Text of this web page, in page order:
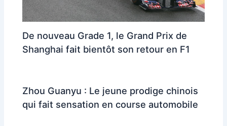
De nouveau Grade 1, le Grand Prix de
Shanghai fait bientôt son retour en F1
Zhou Guanyu : Le jeune prodige chinois
qui fait sensation en course automobile